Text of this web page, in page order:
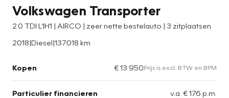
Volkswagen Transporter
2.0 TDI L1H1 | AIRCO | zeer nette bestelauto | 3 zitplaatsen
2018|Diesel|137.018 km
Kopen € 13.950Prijs is excl. BTW en BPM
Particulier financieren v.a. € 176 p.m.